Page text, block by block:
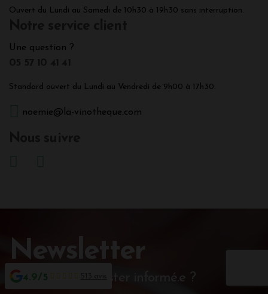
Ouvert du Lundi au Samedi de 10h30 à 19h30 sans interruption.
Une question ?
Standard ouvert du Lundi au Vendredi de 9h00 à 17h30.
noemie@la-vinotheque.com
Newsletter
Vous souhaitez rester informé.e ?
4.9/5